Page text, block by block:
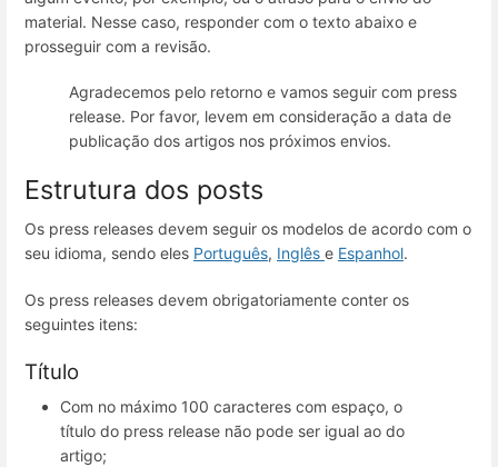
material. Nesse caso, responder com o texto abaixo e
prosseguir com a revisão.
Agradecemos pelo retorno e vamos seguir com press
release. Por favor, levem em consideração a data de
publicação dos artigos nos próximos envios.
Estrutura dos posts
Os press releases devem seguir os modelos de acordo com o
seu idioma, sendo eles Português, Inglês e Espanhol.
Os press releases devem obrigatoriamente conter os
seguintes itens:
Título
Com no máximo 100 caracteres com espaço, o
título do press release não pode ser igual ao do
artigo;